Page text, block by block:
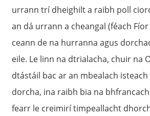
urrann trí dheighilt a raibh poll
an dá urrann a cheangal (féach
ceann de na hurranna agus
eile. Le linn na dtrialacha, chuir na
dtástáil bac ar an mbealach
dorcha, ina raibh bia na
fearr le creimirí timpeallacht